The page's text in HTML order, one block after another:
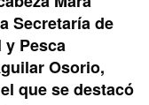
Secretaría de
Pesca
Osorio,
que se destacó